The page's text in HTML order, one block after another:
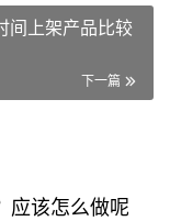
间上架产品比较
下一篇
应该怎么做呢